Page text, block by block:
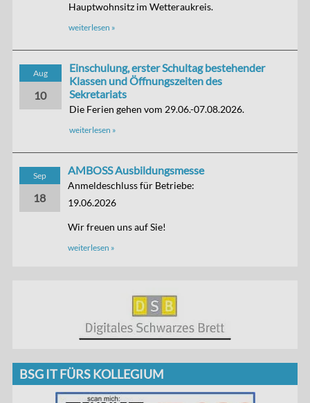
Hauptwohnsitz im Wetteraukreis.
weiterlesen »
Aug
10
Einschulung, erster Schultag bestehender
Klassen und Öffnungszeiten des
Sekretariats
Die Ferien gehen vom 29.06.-07.08.2026.
weiterlesen »
Sep
18
AMBOSS Ausbildungsmesse
Anmeldeschluss für Betriebe:
19.06.2026
Wir freuen uns auf Sie!
weiterlesen »
BSG IT FÜRS KOLLEGIUM